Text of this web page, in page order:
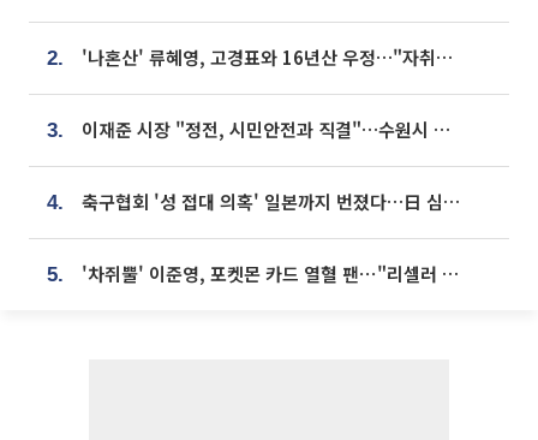
2. '나혼산' 류혜영, 고경표와 16년산 우정…"자취방서 부모님과 마주쳐"
3. 이재준 시장 "정전, 시민안전과 직결"…수원시 비상대응체계 가동
4. 축구협회 '성 접대 의혹' 일본까지 번졌다…日 심판 실명 공개
5. '차쥐뿔' 이준영, 포켓몬 카드 열혈 팬⋯"리셀러 처단할 것"